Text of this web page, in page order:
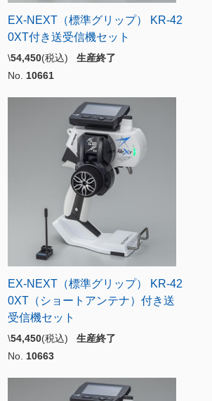
EX-NEXT（標準グリップ） KR-42
0XT付き送受信機セット
\54,450(税込) 生産終了
No. 10661
EX-NEXT（標準グリップ） KR-42
0XT（ショートアンテナ）付き送
受信機セット
\54,450(税込) 生産終了
No. 10663